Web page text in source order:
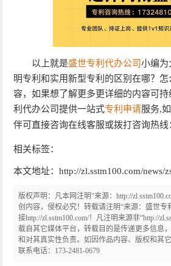
以上就是盛世专利代办公司小编为
明专利和实用新型专利的区别在哪？
容，如果想了解更多更详细的内容可
利代办公司提供一站式专利申请服务,
伴可直接咨询在线客服或拨打咨询热线
相关标签：
本文地址：http://zl.sstm100.com/news/
版权声明：凡本网注明"来源：http://
创内容，侵权必究！转载请注明“来源：盛世专
接http://zl.sstm100.com/！凡注明来源非“http://
载自其它媒体平台，转载目的是传递更多信息
和对其真实性负责。如因作品内容、版权和其
联系电话：173-2481-0679